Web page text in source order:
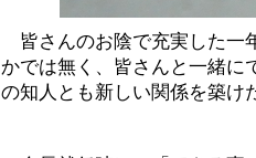
皆さんのお陰で充実した一
かでは無く、皆さんと一緒に
の知人とも新しい関係を築け